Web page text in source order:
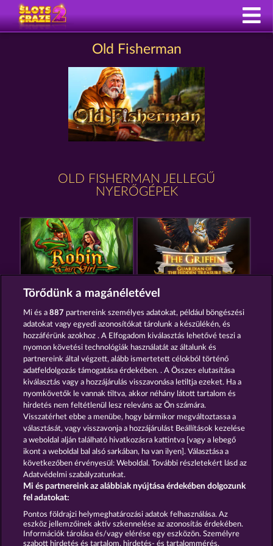
Old Fisherman
OLD FISHERMAN JELLEGŰ
NYERŐGÉPEK
ROBIN & HIS GIRL THE GRIFFIN
TEXAS TYCOON SUPER PIGGY COINS
Részvételi feltételek
Adatkezelési tájékoztató Impresszum
A cég GYIK
Törődünk a magánéletével
Mi és a887 partnereink személyes adatokat, például böngészési
adatokat vagy egyedi azonosítókat tárolunk a készülékén, és
hozzáférünk azokhoz . A Elfogadom kiválasztás lehetővé teszi a
nyomon követési technológiák használatát az általunk és
partnereink által végzett, alább ismertetett célokból történő
adatfeldolgozás támogatása érdekében. . A Összes elutasítása
kiválasztás vagy a hozzájárulás visszavonása letiltja ezeket. Ha a
nyomkövetők le vannak tiltva, akkor néhány látott tartalom és
hirdetés nem feltétlenül lesz releváns az Ön számára.
Visszatérhet ebbe a menübe, hogy bármikor megváltoztassa a
választását, vagy visszavonja a hozzájárulást Beállítások kezelése
a weboldal alján található hivatkozásra kattintva [vagy a lebegő
ikont a weboldal bal alsó sarkában, ha van ilyen]. Választása a
következőben érvényesül: Weboldal. További részletekért lásd az
Adatvédelmi szabályzatunkat.
Mi és partnereink az alábbiak nyújtása érdekében dolgozunk
fel adatokat:
Pontos földrajzi helymeghatározási adatok felhasználása. Az
eszköz jellemzőinek aktív szkennelése az azonosítás érdekében.
Információk tárolása és/vagy elérése egy eszközön. Személyre
szabott hirdetés és tartalom, hirdetés- és tartalommérés,